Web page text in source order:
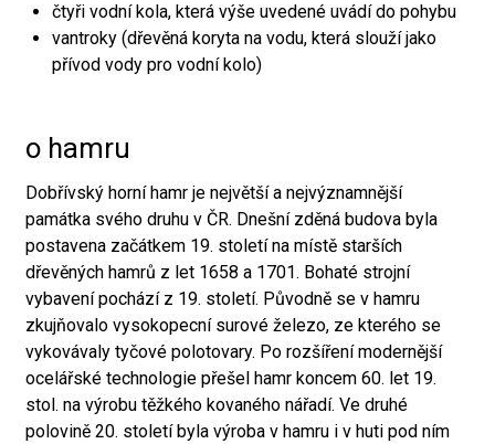
čtyři vodní kola, která výše uvedené uvádí do pohybu
vantroky (dřevěná koryta na vodu, která slouží jako
přívod vody pro vodní kolo)
o hamru
Dobřívský horní hamr je největší a nejvýznamnější
památka svého druhu v ČR. Dnešní zděná budova byla
postavena začátkem 19. století na místě starších
dřevěných hamrů z let 1658 a 1701. Bohaté strojní
vybavení pochází z 19. století. Původně se v hamru
zkujňovalo vysokopecní surové železo, ze kterého se
vykovávaly tyčové polotovary. Po rozšíření modernější
ocelářské technologie přešel hamr koncem 60. let 19.
stol. na výrobu těžkého kovaného nářadí. Ve druhé
polovině 20. století byla výroba v hamru i v huti pod ním